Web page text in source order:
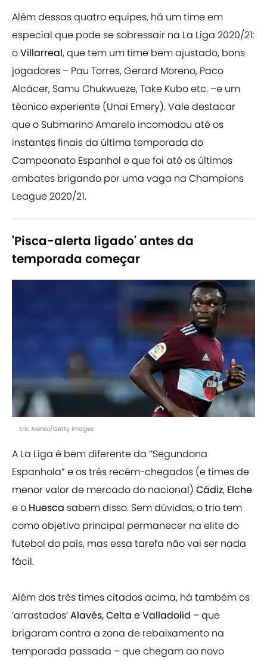
Além dessas quatro equipes, há um time em
especial que pode se sobressair na La Liga 2020/21:
oVillarreal, que tem um time bem ajustado, bons
jogadores – Pau Torres, Gerard Moreno, Paco
Alcácer, Samu Chukwueze, Take Kubo etc. –e um
técnico experiente (Unai Emery). Vale destacar
que o Submarino Amarelo incomodou até os
instantes finais da última temporada do
Campeonato Espanhol e que foi até os últimos
embates brigando por uma vaga na Champions
League 2020/21.
'Pisca-alerta ligado' antes da
temporada começar
Eric Alonso/Getty Images
A La Liga é bem diferente da “Segundona
Espanhola” e os três recém-chegados (e times de
menor valor de mercado do nacional) Cádiz, Elche
e o Huesca sabem disso. Sem dúvidas, o trio tem
como objetivo principal permanecer na elite do
futebol do país, mas essa tarefa não vai ser nada
fácil.
Além dos três times citados acima, há também os
‘arrastados’Alavés,Celta e Valladolid – que
brigaram contra a zona de rebaixamento na
temporada passada – que chegam ao novo